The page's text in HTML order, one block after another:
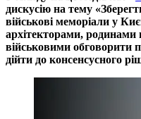
дискусію на тему
військові меморіали у
архітекторами, родинами
військовими обговорити
дійти до консенсусного